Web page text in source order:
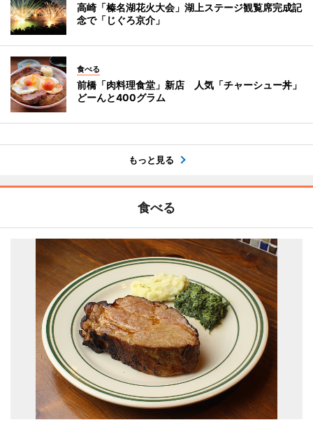
高崎「榛名湖花火大会」湖上ステージ観覧席完成記
念で「じぐろ京介」
食べる
前橋「肉料理食堂」新店 人気「チャーシュー丼」
どーんと400グラム
もっと見る
食べる